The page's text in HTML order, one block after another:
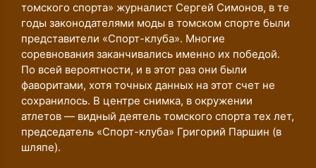
томского спорта» журналист Сергей Симонов, в те
годы законодателями моды в томском спорте были
представители «Спорт-клуба». Многие
соревнования заканчивались именно их победой.
По всей вероятности, и в этот раз они были
фаворитами, хотя точных данных на этот счет не
сохранилось. В центре снимка, в окружении
атлетов ― видный деятель томского спорта тех лет,
председатель «Спорт-клуба» Григорий Паршин (в
шляпе).